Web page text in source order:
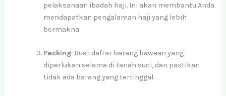
pelaksanaan ibadah haji. Ini akan membantu Anda
mendapatkan pengalaman haji yang lebih
bermakna.
Packing: Buat daftar barang bawaan yang
diperlukan selama di tanah suci, dan pastikan
tidak ada barang yang tertinggal.